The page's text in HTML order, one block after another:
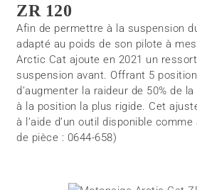
ZR 120
Afin de permettre à la suspension
adapté au poids de son pilote à
Arctic Cat ajoute en 2021 un
suspension avant. Offrant 5
d’augmenter la raideur de 50% de
à la position la plus rigide. Cet
à l’aide d’un outil disponible
de pièce : 0644-658)